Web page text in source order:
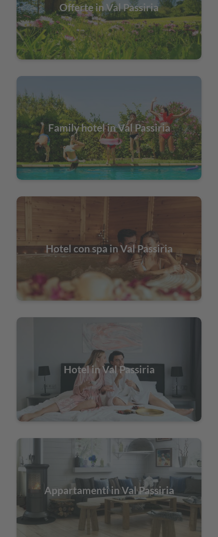
Offerte in Val Passiria
Family hotel in Val Passiria
Hotel con spa in Val Passiria
Hotel in Val Passiria
Appartamenti in Val Passiria